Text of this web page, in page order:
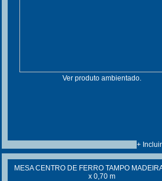
Ver produto ambientado.
+
MESA CENTRO DE FERRO TAMPO
x 0,70 m